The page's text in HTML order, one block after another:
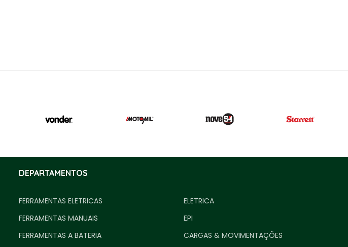
DEPARTAMENTOS
FERRAMENTAS ELETRICAS
FERRAMENTAS MANUAIS
FERRAMENTAS A BATERIA
ELETRICA
EPI
CARGAS & MOVIMENTAÇÕES